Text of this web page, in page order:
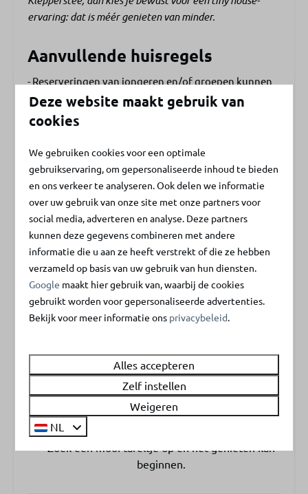
Animatie
Buitenspeeltuin
Bistro Skål
Receptie
Sportroute en pumptrack
ervaring: dat is méér genieten van minder.
Aanvullende huisregels
- Reserveringen van jongeren en/of groepen kunnen
geweigerd worden - Minimale leeftijd 21 jaar
Energielabel:
Vlak bij het strand en de zee
Op slechts 900 meter van de kust in Ouddorp.
Natuurlijke zwemvijver
Lekker plonzen in de natuurlijke vijver, zonder
Zoek een mooi tafeltje op én het genieten kan
beginnen.
Deze website maakt gebruik van
cookies
We gebruiken cookies voor een optimale
gebruikservaring, om gepersonaliseerde inhoud te bieden
en ons verkeer te analyseren. Ook delen we informatie
over uw gebruik van onze site met onze partners voor
social media, adverteren en analyse. Deze partners
kunnen deze gegevens combineren met andere
informatie die u aan ze heeft verstrekt of die ze hebben
verzameld op basis van uw gebruik van hun diensten.
Google maakt hier gebruik van, waarbij de cookies
gebruikt worden voor gepersonaliseerde advertenties.
Bekijk voor meer informatie ons privacybeleid
Alles accepteren
Zelf instellen
Weigeren
NL